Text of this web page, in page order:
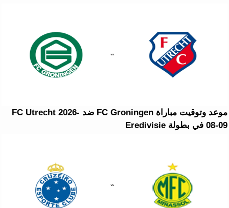
موعد وتوقيت مباراة FC Groningen ضد FC Utrecht 2026-
08-09 في بطولة Eredivisie